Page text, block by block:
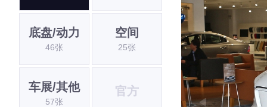
底盘/动力
46张
空间
25张
车展/其他
57张
官方